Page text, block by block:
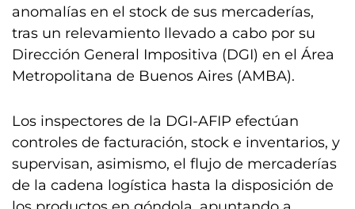
anomalías en el stock de sus mercaderías,
tras un relevamiento llevado a cabo por su
Dirección General Impositiva (DGI) en el Área
Metropolitana de Buenos Aires (AMBA).
Los inspectores de la DGI-AFIP efectúan
controles de facturación, stock e inventarios, y
supervisan, asimismo, el flujo de mercaderías
de la cadena logística hasta la disposición de